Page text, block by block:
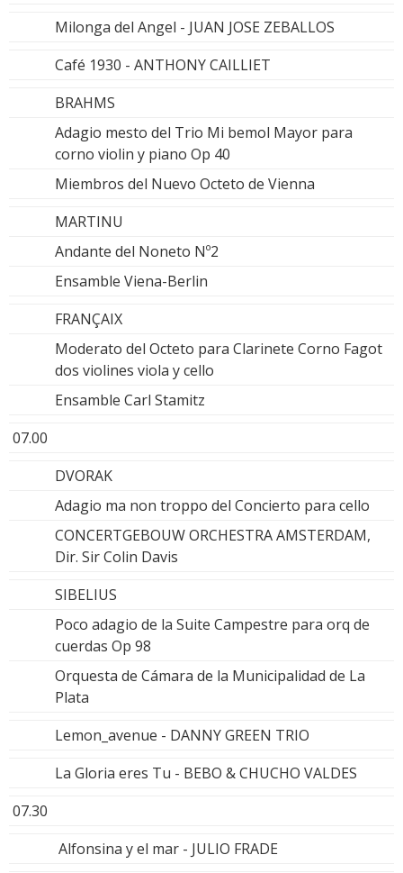
Milonga del Angel - JUAN JOSE ZEBALLOS
Café 1930 - ANTHONY CAILLIET
BRAHMS
Adagio mesto del Trio Mi bemol Mayor para
corno violin y piano Op 40
Miembros del Nuevo Octeto de Vienna
MARTINU
Andante del Noneto Nº2
Ensamble Viena-Berlin
FRANÇAIX
Moderato del Octeto para Clarinete Corno Fagot
dos violines viola y cello
Ensamble Carl Stamitz
07.00
DVORAK
Adagio ma non troppo del Concierto para cello
CONCERTGEBOUW ORCHESTRA AMSTERDAM,
Dir. Sir Colin Davis
SIBELIUS
Poco adagio de la Suite Campestre para orq de
cuerdas Op 98
Orquesta de Cámara de la Municipalidad de La
Plata
Lemon_avenue - DANNY GREEN TRIO
La Gloria eres Tu - BEBO & CHUCHO VALDES
07.30
Alfonsina y el mar - JULIO FRADE